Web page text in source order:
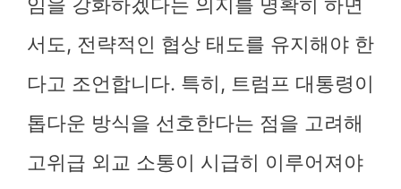
서도, 전략적인 협상 태도를 유지해야 한
다고 조언합니다. 특히, 트럼프 대통령이
톱다운 방식을 선호한다는 점을 고려해
고위급 외교 소통이 시급히 이루어져야